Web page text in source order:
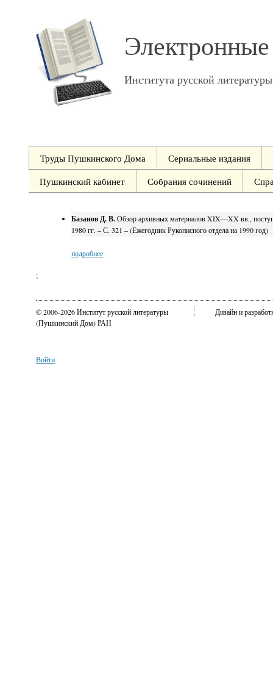
Института русской
Труды Пушкинского Дома
Сериальные издания
Пушкинский кабинет
Собрания сочинений
Базанов Д. В.Обзор архивных материалов XIX—XX вв.,
1980 гг. – С. 321 – (Ежегодник Рукописного отдела на 1990 год)
подробнее
;
© 2006-2026 Институт русской литературы
(Пушкинский Дом) РАН
Дизайн и
Войти